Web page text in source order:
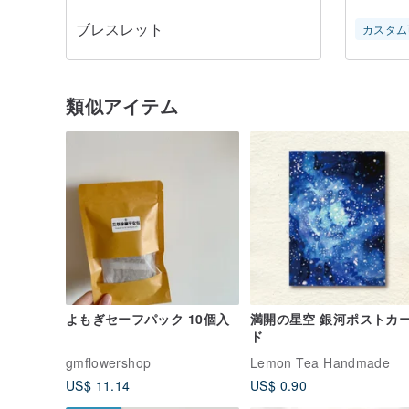
ブレスレット カスタ
類似アイテム
よもぎセーフパック 10個入
gmflowershop
US$ 11.14
満開の星空 銀河ポストカ
ド
Lemon Tea Handmade
US$ 0.90